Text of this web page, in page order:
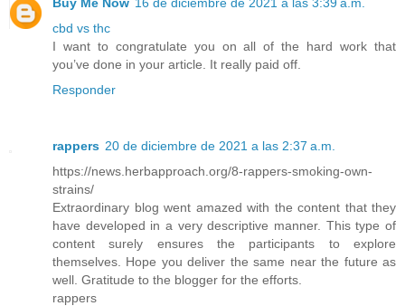
cbd vs thc
I want to congratulate you on all of the hard work that
you’ve done in your article. It really paid off.
Responder
rappers 20 de diciembre de 2021 a las 2:37 a.m.
https://news.herbapproach.org/8-rappers-smoking-own-
strains/
Extraordinary blog went amazed with the content that they
have developed in a very descriptive manner. This type of
content surely ensures the participants to explore
themselves. Hope you deliver the same near the future as
well. Gratitude to the blogger for the efforts.
rappers